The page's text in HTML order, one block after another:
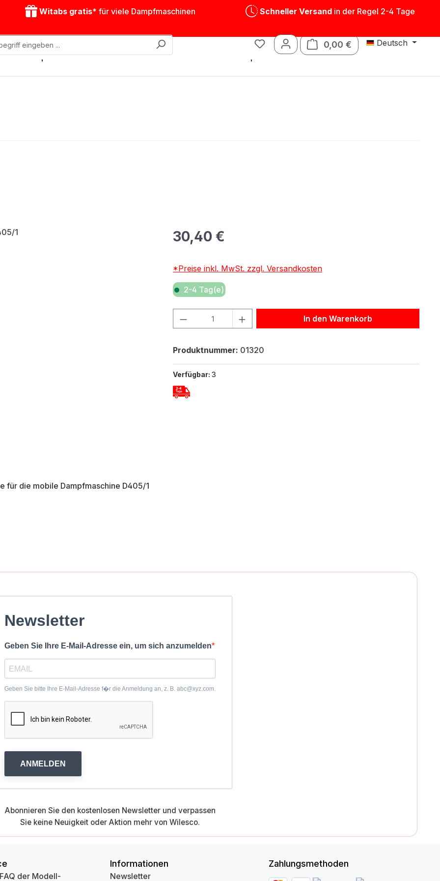
Witabs gratis* für viele Dampfmaschinen Schneller Versandin der Regel 2-4 Tage
0,00 € Warenkorb enthält 0
Deutsch
Dampfmaschinen Zubehör Antriebsmodelle Blechspielwaren Ersatzteile
Regulärer Preis:
30,40 €
*Preise inkl. MwSt. zzgl. Versandkosten
2-4 Tag(e)
Produkt Anzahl: Gib den gewünschten Wert ein oder benutze die
In den Warenkorb
Produktnummer: 01320
Verfügbar:3
für die mobile Dampfmaschine D405/1
Newsletter
Geben Sie Ihre E-Mail-Adresse ein, um sich anzumelden
Geben Sie bitte Ihre E-Mail-Adresse f�r die Anmeldung an, z. B. abc@xyz.com.
ANMELDEN
Abonnieren Sie den kostenlosen Newsletter und verpassen
Sie keine Neuigkeit oder Aktion mehr von Wilesco.
der Modell-
Informationen
Newsletter
Zahlungsmethoden